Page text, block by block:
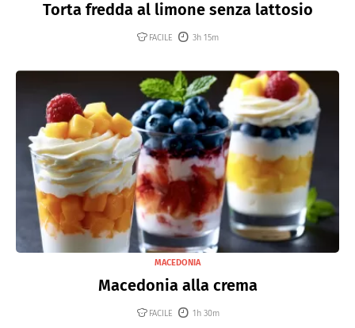
Torta fredda al limone senza lattosio
FACILE 3h 15m
MACEDONIA
Macedonia alla crema
FACILE 1h 30m